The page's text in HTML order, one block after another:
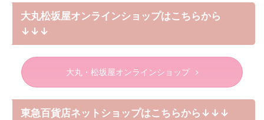
大丸松坂屋オンラインショップはこちらから
↓↓↓
大丸・松坂屋オンラインショップ
東急百貨店ネットショップはこちらから↓↓↓